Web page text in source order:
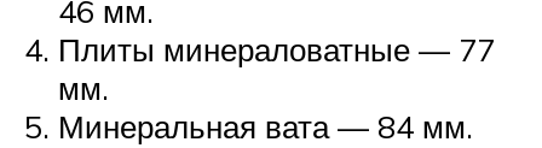
46 мм.
Плиты минераловатные — 77
мм.
Минеральная вата — 84 мм.